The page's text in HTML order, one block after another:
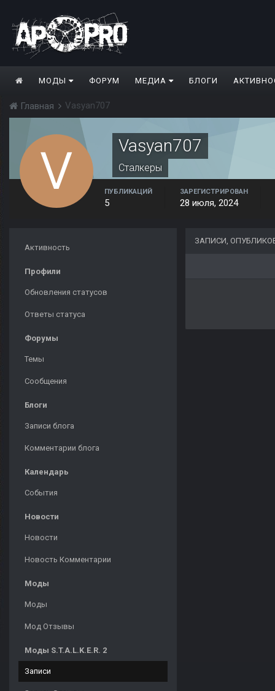
МОДЫ ФОРУМ МЕДИА БЛОГИ
Главная Vasyan707
Vasyan707
Сталкеры
ПУБЛИКАЦИЙ
5
ЗАРЕГИСТРИРОВАН
28 июля, 2024
Активность
Профили
Обновления статусов
Ответы статуса
Форумы
Темы
Сообщения
Блоги
Записи блога
Комментарии блога
Календарь
События
Новости
Новости
Новость Комментарии
Моды
Моды
Мод Отзывы
Моды S.T.A.L.K.E.R. 2
Записи
ЗАПИСИ,